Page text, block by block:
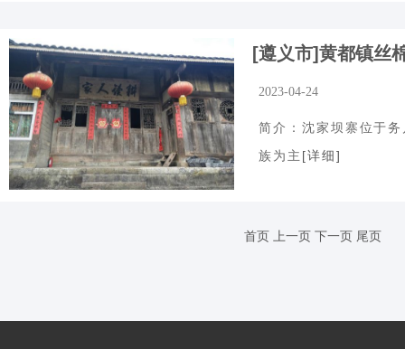
[遵义市]黄都镇丝
2023-04-24
简介：沈家坝寨位于
族为主 [详细]
首页 上一页 下一页 尾页